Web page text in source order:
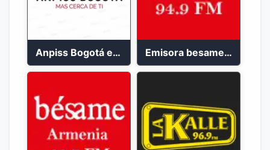
Anpiss Bogotá emisora 2023 Emisora besame medellín 2023